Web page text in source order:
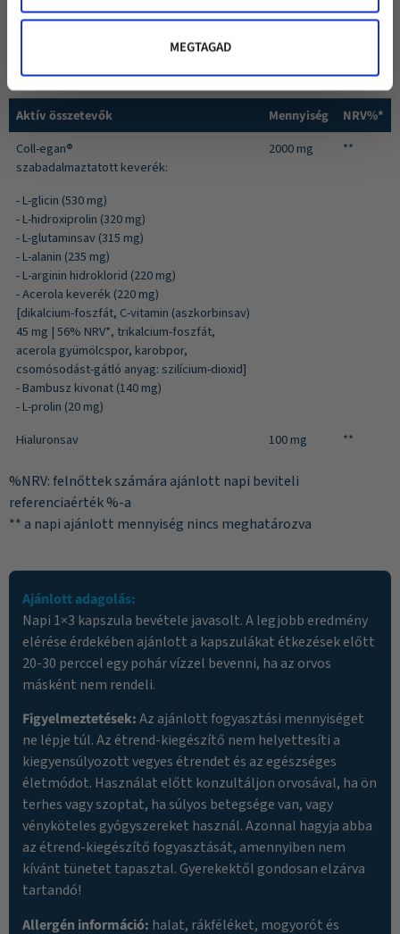
MEGTAGAD
Összetevők:Coll-egan® szabadalmaztatott keverék, HPMC
Hatóanyagtartalom a napi adagban (3 kapszula):
Aktív összetevők Mennyiség
NRV%*
Coll-egan®
szabadalmaztatott keverék:
2000 mg **
- L-glicin (530 mg)
- L-hidroxiprolin (320 mg)
- L-glutaminsav (315 mg)
- L-alanin (235 mg)
- L-arginin hidroklorid (220 mg)
- Acerola keverék (220 mg)
[dikalcium-foszfát, C-vitamin (aszkorbinsav)
45 mg | 56% NRV*, trikalcium-foszfát,
acerola gyümölcspor, karobpor,
csomósodást-gátló anyag: szilícium-dioxid]
- Bambusz kivonat (140 mg)
- L-prolin (20 mg)
Hialuronsav
100 mg **
%NRV: felnőttek számára ajánlott napi beviteli
referenciaérték %-a
** a napi ajánlott mennyiség nincs meghatározva
Ajánlott adagolás:
Napi 1×3 kapszula bevétele javasolt. A legjobb eredmény
elérése érdekében ajánlott a kapszulákat étkezések előtt
20-30 perccel egy pohár vízzel bevenni, ha az orvos
másként nem rendeli.
Figyelmeztetések:Az ajánlott fogyasztási mennyiséget
ne lépje túl. Az étrend-kiegészítő nem helyettesíti a
kiegyensúlyozott vegyes étrendet és az egészséges
életmódot. Használat előtt konzultáljon orvosával, ha ön
terhes vagy szoptat, ha súlyos betegsége van, vagy
vényköteles gyógyszereket használ. Azonnal hagyja abba
az étrend-kiegészítő fogyasztását, amennyiben nem
kívánt tünetet tapasztal. Gyerekektől gondosan elzárva
tartandó!
Allergén információ: halat, rákféléket, mogyorót és